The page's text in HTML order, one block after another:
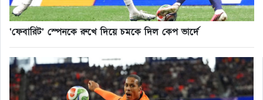
‘ফেবারিট’ স্পেনকে রুখে দিয়ে চমকে দিল কেপ ভার্দে